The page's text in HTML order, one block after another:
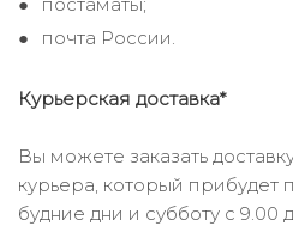
почта России.
Курьерская доставка*
Вы можете заказать
курьера, который прибудет
будние дни и субботу с 9.00